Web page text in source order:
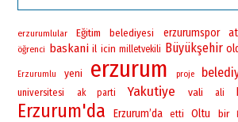
erzurumlular Eğitim belediyesi erzurumspor
öğrenci baskani il icin milletvekili Büyükşehir
Erzurumlu yeni erzurum proje
universitesi ak parti Yakutiye vali ali
Erzurum'da Erzurum’da etti Oltu bir